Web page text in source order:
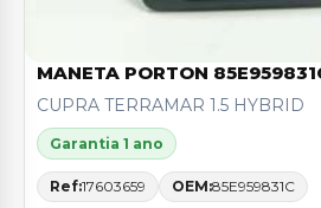
MANETA PORTON
CUPRA TERRAMAR 1.5 HYBRID
Garantia 1 ano
Ref:17603659 OEM:85E959831C